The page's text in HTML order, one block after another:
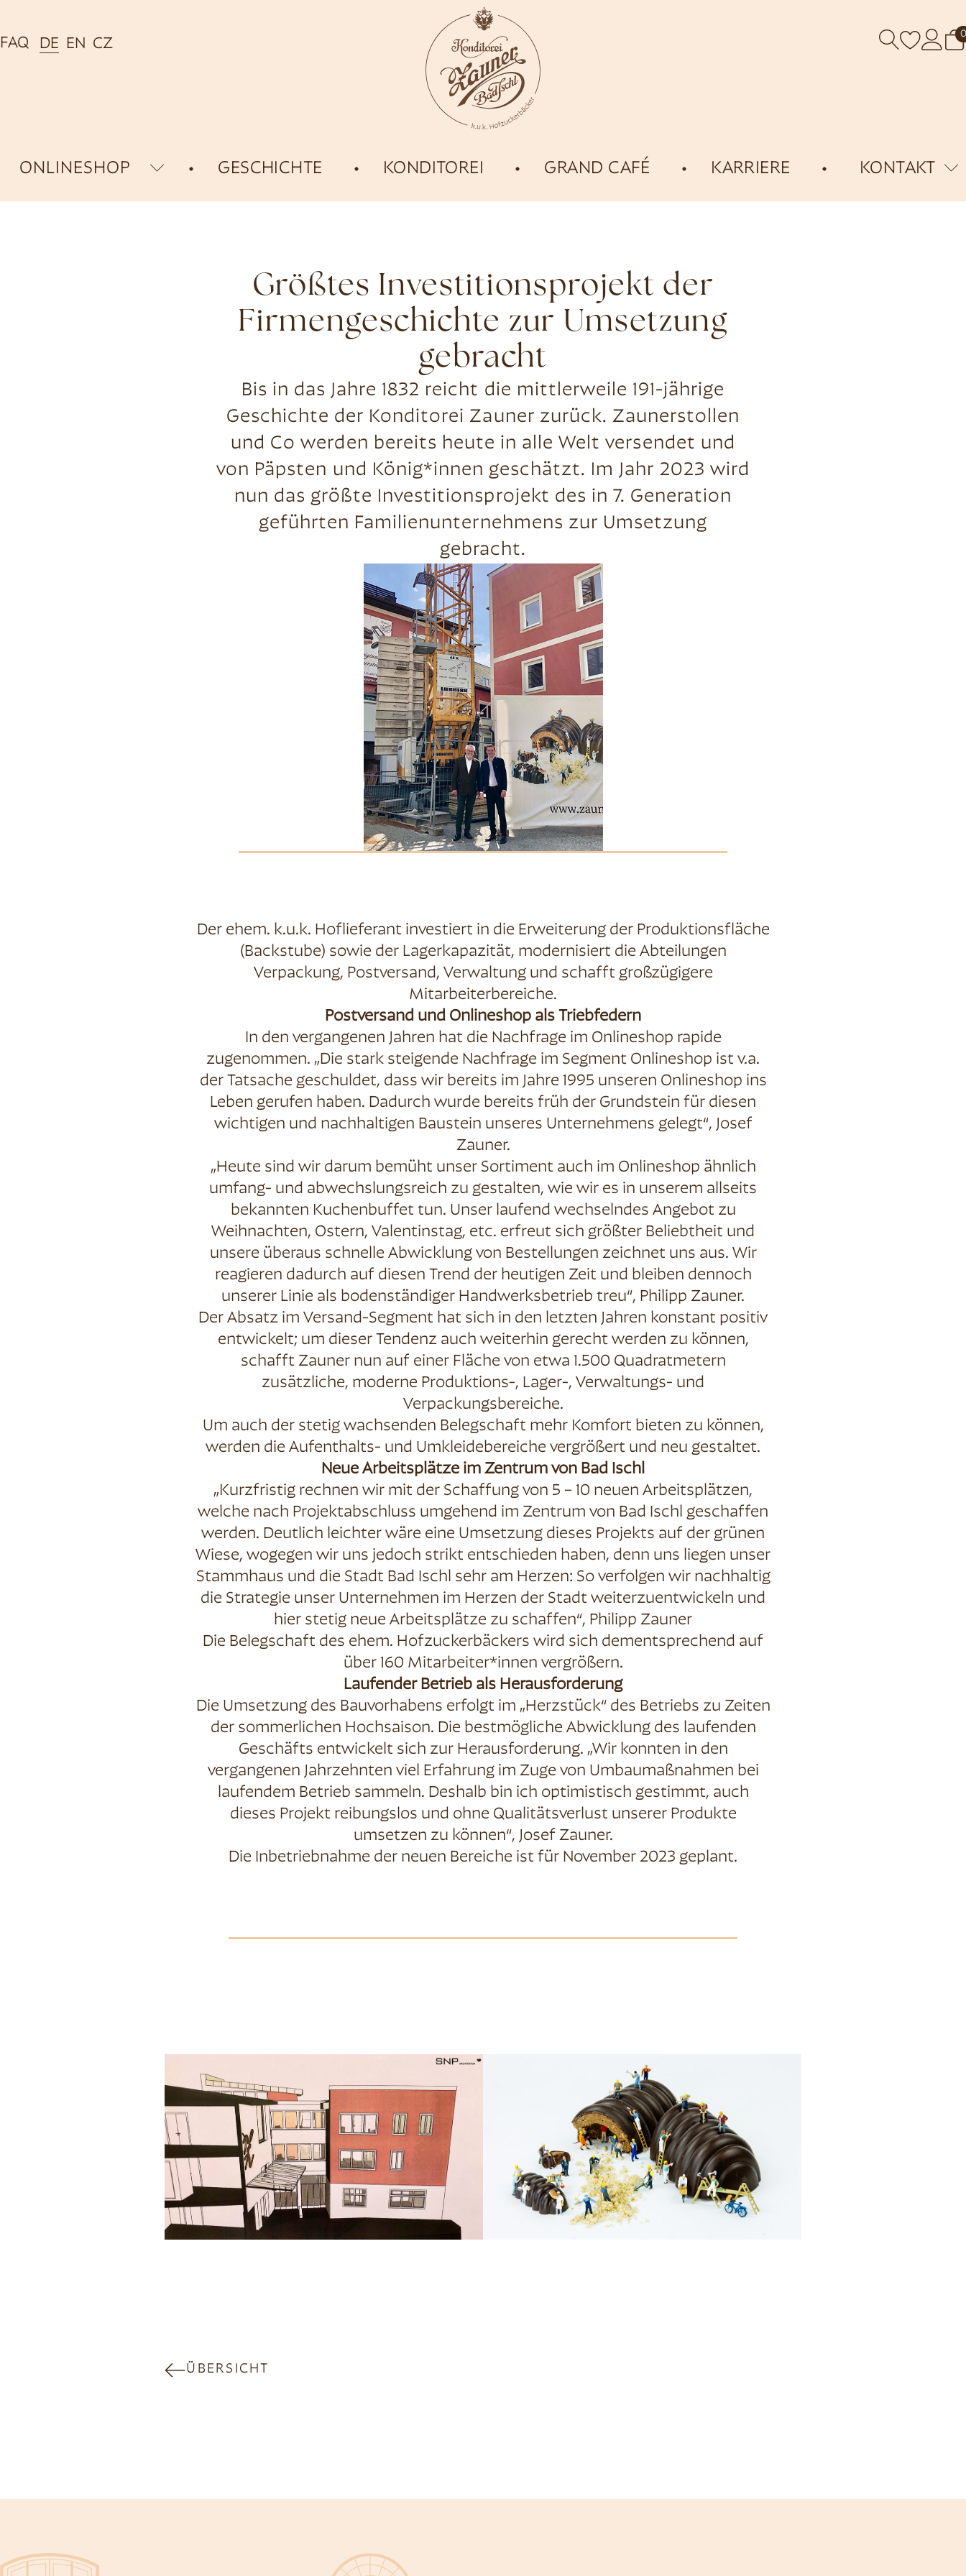
FAQ DE EN CZ
0
ONLINESHOP GESCHICHTE KONDITOREI GRAND CAFÉ KARRIERE KONTAKT
Größtes Investitionsprojekt der
Firmengeschichte zur Umsetzung
gebracht
Bis in das Jahre 1832 reicht die mittlerweile 191-jährige
Geschichte der Konditorei Zauner zurück. Zaunerstollen
und Co werden bereits heute in alle Welt versendet und
von Päpsten und König*innen geschätzt. Im Jahr 2023 wird
nun das größte Investitionsprojekt des in 7. Generation
geführten Familienunternehmens zur Umsetzung
gebracht.
Der ehem. k.u.k. Hoflieferant investiert in die Erweiterung der Produktionsfläche
(Backstube) sowie der Lagerkapazität, modernisiert die Abteilungen
Verpackung, Postversand, Verwaltung und schafft großzügigere
Mitarbeiterbereiche.
Postversand und Onlineshop als Triebfedern
In den vergangenen Jahren hat die Nachfrage im Onlineshop rapide
zugenommen. „Die stark steigende Nachfrage im Segment Onlineshop ist v.a.
der Tatsache geschuldet, dass wir bereits im Jahre 1995 unseren Onlineshop ins
Leben gerufen haben. Dadurch wurde bereits früh der Grundstein für diesen
wichtigen und nachhaltigen Baustein unseres Unternehmens gelegt“, Josef
Zauner.
„Heute sind wir darum bemüht unser Sortiment auch im Onlineshop ähnlich
umfang- und abwechslungsreich zu gestalten, wie wir es in unserem allseits
bekannten Kuchenbuffet tun. Unser laufend wechselndes Angebot zu
Weihnachten, Ostern, Valentinstag, etc. erfreut sich größter Beliebtheit und
unsere überaus schnelle Abwicklung von Bestellungen zeichnet uns aus. Wir
reagieren dadurch auf diesen Trend der heutigen Zeit und bleiben dennoch
unserer Linie als bodenständiger Handwerksbetrieb treu“, Philipp Zauner.
Der Absatz im Versand-Segment hat sich in den letzten Jahren konstant positiv
entwickelt; um dieser Tendenz auch weiterhin gerecht werden zu können,
schafft Zauner nun auf einer Fläche von etwa 1.500 Quadratmetern
zusätzliche, moderne Produktions-, Lager-, Verwaltungs- und
Verpackungsbereiche.
Um auch der stetig wachsenden Belegschaft mehr Komfort bieten zu können,
werden die Aufenthalts- und Umkleidebereiche vergrößert und neu gestaltet.
Neue Arbeitsplätze im Zentrum von Bad Ischl
„Kurzfristig rechnen wir mit der Schaffung von 5 – 10 neuen Arbeitsplätzen,
welche nach Projektabschluss umgehend im Zentrum von Bad Ischl geschaffen
werden. Deutlich leichter wäre eine Umsetzung dieses Projekts auf der grünen
Wiese, wogegen wir uns jedoch strikt entschieden haben, denn uns liegen unser
Stammhaus und die Stadt Bad Ischl sehr am Herzen: So verfolgen wir nachhaltig
die Strategie unser Unternehmen im Herzen der Stadt weiterzuentwickeln und
hier stetig neue Arbeitsplätze zu schaffen“, Philipp Zauner
Die Belegschaft des ehem. Hofzuckerbäckers wird sich dementsprechend auf
über 160 Mitarbeiter*innen vergrößern.
Laufender Betrieb als Herausforderung
Die Umsetzung des Bauvorhabens erfolgt im „Herzstück“ des Betriebs zu Zeiten
der sommerlichen Hochsaison. Die bestmögliche Abwicklung des laufenden
Geschäfts entwickelt sich zur Herausforderung. „Wir konnten in den
vergangenen Jahrzehnten viel Erfahrung im Zuge von Umbaumaßnahmen bei
laufendem Betrieb sammeln. Deshalb bin ich optimistisch gestimmt, auch
dieses Projekt reibungslos und ohne Qualitätsverlust unserer Produkte
umsetzen zu können“, Josef Zauner.
Die Inbetriebnahme der neuen Bereiche ist für November 2023 geplant.
ÜBERSICHT